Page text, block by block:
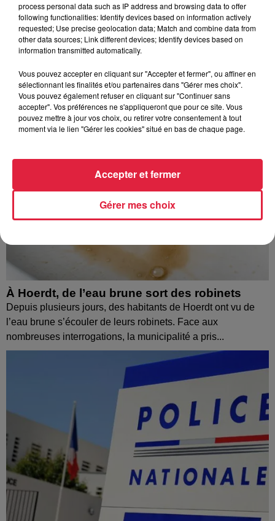
À découvrir également
À Hoerdt, de l’eau brune sort des robinets
Depuis plusieurs jours, des habitants de Hoerdt ont vu de
l’eau brune s’écouler de leurs robinets. Face aux
nombreuses interrogations, la municipalité a pris...
process personal data such as IP address and browsing data to offer
following functionalities: Identify devices based on information actively
requested; Use precise geolocation data; Match and combine data from
other data sources; Link different devices; Identify devices based on
information transmitted automatically.
Vous pouvez accepter en cliquant sur "Accepter et fermer", ou affiner en
sélectionnant les finalités et/ou partenaires dans "Gérer mes choix".
Vous pouvez également refuser en cliquant sur "Continuer sans
accepter". Vos préférences ne s'appliqueront que pour ce site. Vous
pouvez mettre à jour vos choix, ou retirer votre consentement à tout
moment via le lien "Gérer les cookies" situé en bas de chaque page.
Gérer mes choix
Accepter et fermer